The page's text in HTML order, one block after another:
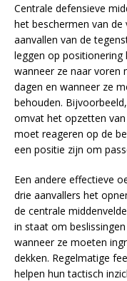
Centrale defensieve
het beschermen van de
aanvallen van de
leggen op positionering
wanneer ze naar voren
dagen en wanneer ze
behouden.
omvat het opzetten
moet reageren op de
een positie zijn om
Een andere effectieve
drie aanvallers het
de centrale
in staat om
wanneer ze moeten
dekken. Regelmatige
helpen hun tactisch